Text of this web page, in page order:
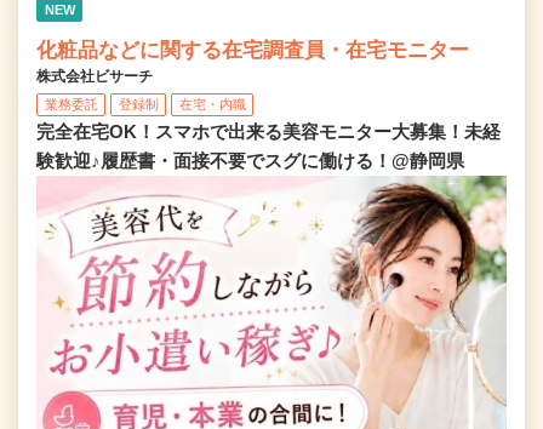
NEW
化粧品などに関する在宅調査員・在宅モニター
株式会社ビサーチ
業務委託 登録制 在宅・内職
完全在宅OK！スマホで出来る美容モニター大募集！未経
験歓迎♪履歴書・面接不要でスグに働ける！@静岡県